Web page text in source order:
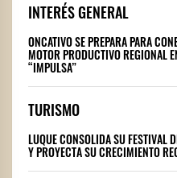
INTERÉS GENERAL
ONCATIVO SE PREPARA PARA
MOTOR PRODUCTIVO REGIONAL
“IMPULSA”
TURISMO
LUQUE CONSOLIDA SU FESTIVAL
Y PROYECTA SU CRECIMIENTO